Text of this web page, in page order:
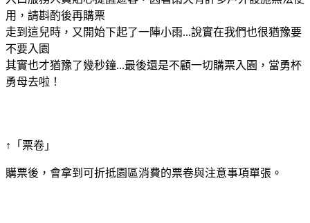
用，請斟酌後再購票
走到這兒時，又開始下起了一陣小雨...說實在我們也很猶豫要
不要入園
其實也才猶豫了幾秒鐘...最後還是不顧一切購票入園，當勇杯
勇母去啦！
↑「票卷」
購票後，會拿到可折抵園區消費的票卷與注意事項單張。